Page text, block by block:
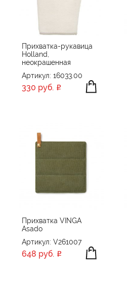
ПРОИЗВОДИТЕЛЬ
Без бренда
Прихватка-рукавица
Holland,
неокрашенная
Артикул: 16033.00
330 руб.
Прихватка VINGA
Asado
Артикул: V261007
648 руб.